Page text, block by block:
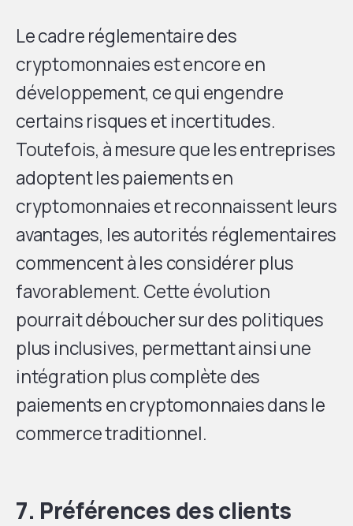
Le cadre réglementaire des
cryptomonnaies est encore en
développement, ce qui engendre
certains risques et incertitudes.
Toutefois, à mesure que les entreprises
adoptent les paiements en
cryptomonnaies et reconnaissent leurs
avantages, les autorités réglementaires
commencent à les considérer plus
favorablement. Cette évolution
pourrait déboucher sur des politiques
plus inclusives, permettant ainsi une
intégration plus complète des
paiements en cryptomonnaies dans le
commerce traditionnel.
7. Préférences des clients